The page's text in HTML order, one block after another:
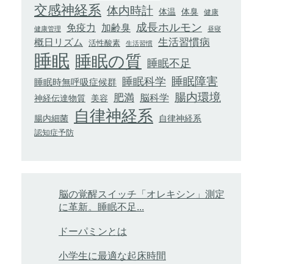
交感神経系 体内時計 体温 体臭 健康
健康管理 免疫力 加齢臭 成長ホルモン 昼寝
概日リズム 活性酸素 生活習慣 生活習慣病
睡眠 睡眠の質 睡眠不足
睡眠時無呼吸症候群 睡眠科学 睡眠障害
神経伝達物質 美容 肥満 脳科学 腸内環境
腸内細菌 自律神経系
自律神経系
認知症予防
脳の覚醒スイッチ「オレキシン」測定
に革新。睡眠不足...
ドーパミンとは
小学生に最適な起床時間